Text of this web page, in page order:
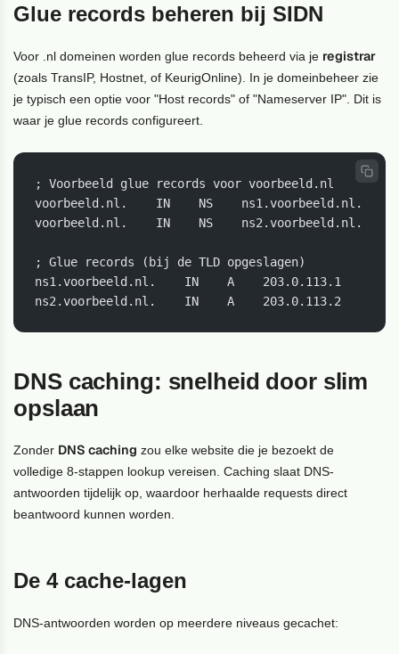
Glue records beheren bij SIDN
Voor .nl domeinen worden glue records beheerd via je registrar
(zoals TransIP, Hostnet, of KeurigOnline). In je domeinbeheer zie
je typisch een optie voor "Host records" of "Nameserver IP". Dit is
waar je glue records configureert.
; Voorbeeld glue records voor voorbeeld.nl
voorbeeld.nl.    IN    NS    ns1.voorbeeld.nl.
voorbeeld.nl.    IN    NS    ns2.voorbeeld.nl.
; Glue records (bij de TLD opgeslagen)
ns1.voorbeeld.nl.    IN    A    203.0.113.1
ns2.voorbeeld.nl.    IN    A    203.0.113.2
DNS caching: snelheid door slim
opslaan
Zonder DNS caching zou elke website die je bezoekt de
volledige 8-stappen lookup vereisen. Caching slaat DNS-
antwoorden tijdelijk op, waardoor herhaalde requests direct
beantwoord kunnen worden.
De 4 cache-lagen
DNS-antwoorden worden op meerdere niveaus gecachet: